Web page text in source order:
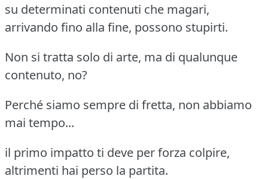
su determinati contenuti che magari,
arrivando fino alla fine, possono stupirti.
Non si tratta solo di arte, ma di qualunque
contenuto, no?
Perché siamo sempre di fretta, non abbiamo
mai tempo...
il primo impatto ti deve per forza colpire,
altrimenti hai perso la partita.